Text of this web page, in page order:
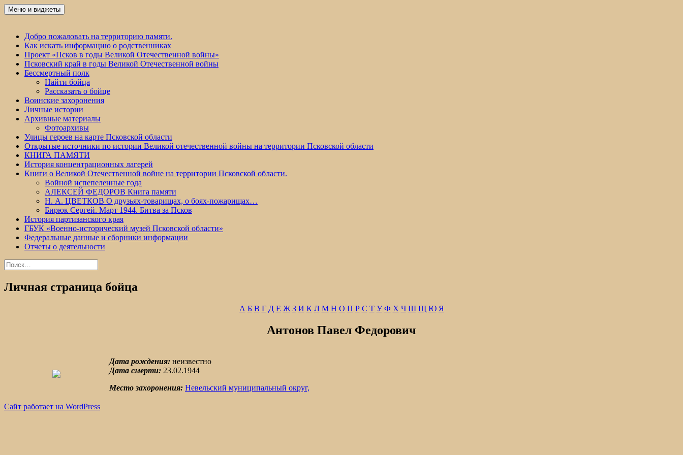
Перейти
к
Победа 60
Меню и виджеты
Добро пожаловать на территорию памяти.
Как искать информацию о родственниках
Проект «Псков в годы Великой Отечественной войны»
Псковский край в годы Великой Отечественной войны
Бессмертный полк
Найти бойца
Рассказать о бойце
Воинские захоронения
Личные истории
Архивные материалы
Фотоархивы
Улицы героев на карте Псковской области
Открытые источники по истории Великой отечественной войны на территории Псковской области
КНИГА ПАМЯТИ
История концентрационных лагерей
Книги о Великой Отечественной войне на территории Псковской области.
Войной испепеленные года
АЛЕКСЕЙ ФЕДОРОВ Книга памяти
Н. А. ЦВЕТКОВ О друзьях-товарищах, о боях-пожарищах…
Бирюк Сергей. Март 1944. Битва за Псков
История партизанского края
ГБУК «Военно-исторический музей Псковской области»
Федеральные данные и сборники информации
Отчеты о деятельности
Найти:
Личная страница бойца
А Б В Г Д Е Ж З И К Л М Н О П Р С Т У Ф Х Ч Ш Щ Ю Я
Антонов Павел Федорович
Дата рождения: неизвестно
Дата смерти: 23.02.1944
Место захоронения: Невельский муниципальный округ,
Сайт работает на WordPress